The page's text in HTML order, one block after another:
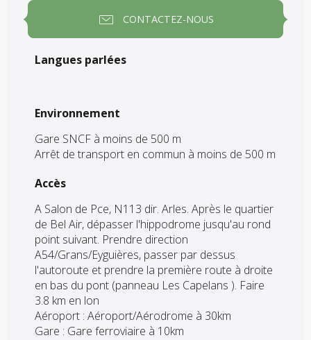
CONTACTEZ-NOUS
Langues parlées
Langues parlées
Environnement
Environnement
Gare SNCF à moins de 500 m
Arrêt de transport en commun à moins de 500 m
Accès
Accès
A Salon de Pce, N113 dir. Arles. Après le quartier
de Bel Air, dépasser l'hippodrome jusqu'au rond
point suivant. Prendre direction
A54/Grans/Eyguières, passer par dessus
l'autoroute et prendre la première route à droite
en bas du pont (panneau Les Capelans ). Faire
3.8 km en lon
Aéroport : Aéroport/Aérodrome à 30km
Gare : Gare ferroviaire à 10km